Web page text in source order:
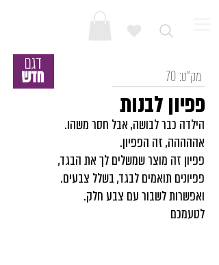
70 מק"ט:
הילדה כבר לבושה, אבל חסר משהו.
אההההה, זה הפפיון.
פפיון זה מוצר שמשלים לך את הבגד,
פפיונים תואמים לבגד, בשלל צבעים.
ואפשרות לשבור עם צבע חלק.
לטעמכם
פפיון לבנות